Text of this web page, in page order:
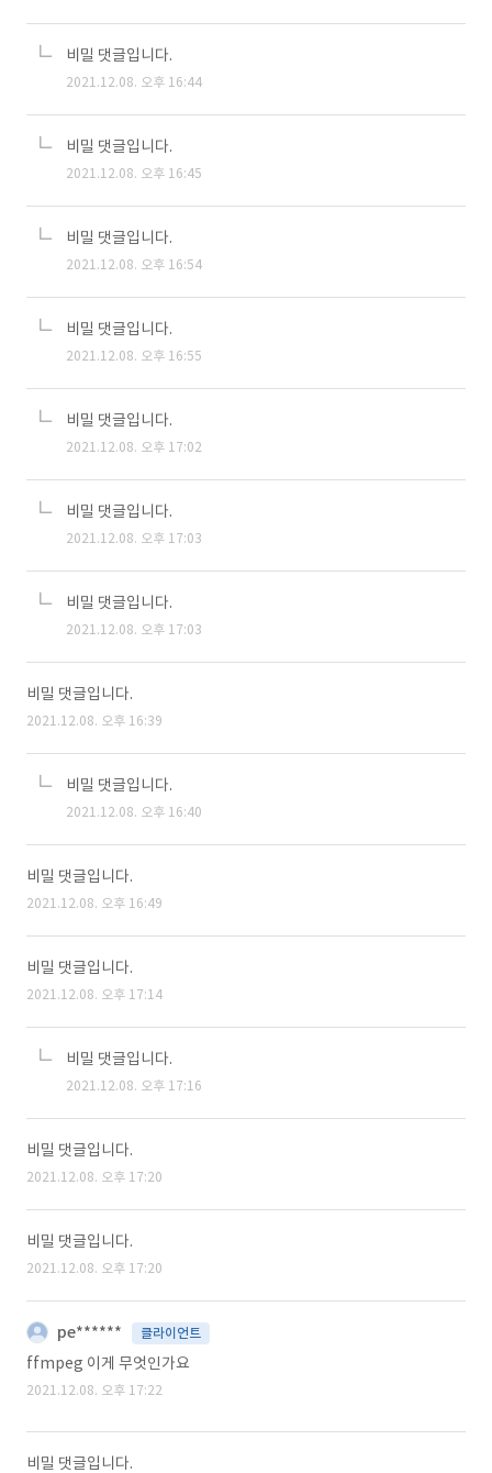
비밀 댓글입니다.
2021.12.08. 오후 16:44
비밀 댓글입니다.
2021.12.08. 오후 16:45
비밀 댓글입니다.
2021.12.08. 오후 16:54
비밀 댓글입니다.
2021.12.08. 오후 16:55
비밀 댓글입니다.
2021.12.08. 오후 17:02
비밀 댓글입니다.
2021.12.08. 오후 17:03
비밀 댓글입니다.
2021.12.08. 오후 17:03
비밀 댓글입니다.
2021.12.08. 오후 16:39
비밀 댓글입니다.
2021.12.08. 오후 16:40
비밀 댓글입니다.
2021.12.08. 오후 16:49
비밀 댓글입니다.
2021.12.08. 오후 17:14
비밀 댓글입니다.
2021.12.08. 오후 17:16
비밀 댓글입니다.
2021.12.08. 오후 17:20
비밀 댓글입니다.
2021.12.08. 오후 17:20
pe****** 클라이언트
ffmpeg 이게 무엇인가요
2021.12.08. 오후 17:22
비밀 댓글입니다.